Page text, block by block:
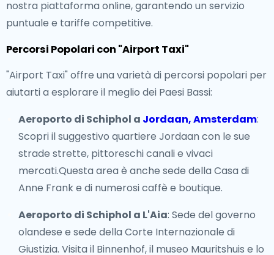
nostra piattaforma online, garantendo un servizio
puntuale e tariffe competitive.
Percorsi Popolari con "Airport Taxi"
"Airport Taxi" offre una varietà di percorsi popolari per
aiutarti a esplorare il meglio dei Paesi Bassi:
Aeroporto di Schiphol a Jordaan, Amsterdam:
Scopri il suggestivo quartiere Jordaan con le sue
strade strette, pittoreschi canali e vivaci
mercati.Questa area è anche sede della Casa di
Anne Frank e di numerosi caffè e boutique.
Aeroporto di Schiphol a L'Aia: Sede del governo
olandese e sede della Corte Internazionale di
Giustizia. Visita il Binnenhof, il museo Mauritshuis e lo